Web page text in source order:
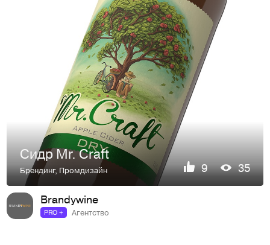
Cидр Mr. Craft
Брендинг, Промдизайн 9 35
Brandywine
PRO + Агентство